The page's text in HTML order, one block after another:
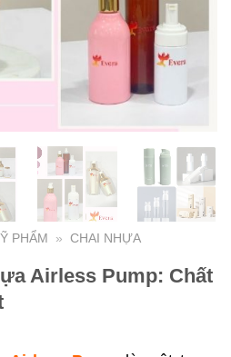
PHẨM » CHAI NHỰA
Airless Pump: Chất